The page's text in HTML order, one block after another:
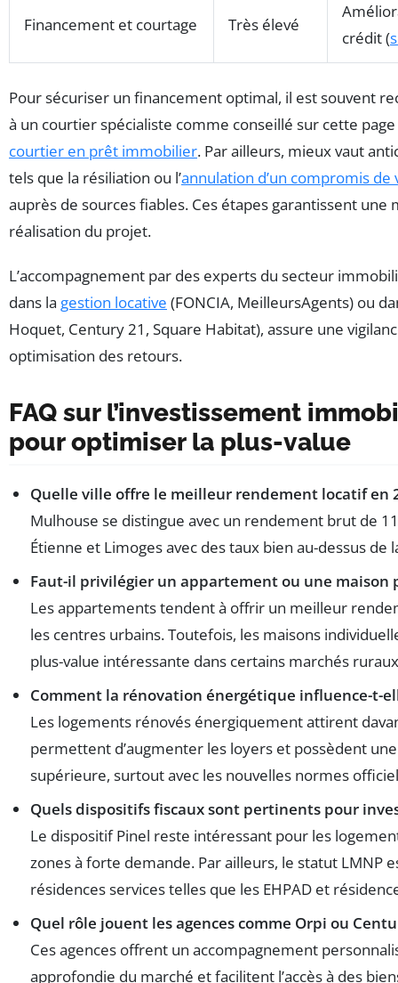
Financement et courtage Très élevé
crédit (
Pour sécuriser un financement optimal, il est souvent
à un courtier spécialiste comme conseillé sur cette
courtier en prêt immobilier. Par ailleurs, mieux vaut
tels que la résiliation ou l’annulation d’un compromis de
auprès de sources fiables. Ces étapes garantissent une
réalisation du projet.
L’accompagnement par des experts du secteur
dans la gestion locative (FONCIA, MeilleursAgents) ou
Hoquet, Century 21, Square Habitat), assure une
optimisation des retours.
FAQ sur l’investissement
pour optimiser la plus-value
Quelle ville offre le meilleur rendement locatif en
Mulhouse se distingue avec un rendement brut de
Étienne et Limoges avec des taux bien au-dessus de
Faut-il privilégier un appartement ou une maison
Les appartements tendent à offrir un meilleur
les centres urbains. Toutefois, les maisons
plus-value intéressante dans certains marchés
Comment la rénovation énergétique influence-t-
Les logements rénovés énergiquement attirent
permettent d’augmenter les loyers et possèdent
supérieure, surtout avec les nouvelles normes
Quels dispositifs fiscaux sont pertinents pour
Le dispositif Pinel reste intéressant pour les
zones à forte demande. Par ailleurs, le statut LMNP
résidences services telles que les EHPAD et
Quel rôle jouent les agences comme Orpi ou
Ces agences offrent un accompagnement
approfondie du marché et facilitent l’accès à des